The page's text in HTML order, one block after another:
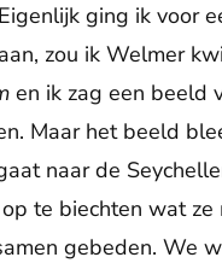
ging ik voor
zou ik Welmer
en ik zag een beeld
Maar het beeld
naar de
te biechten wat
gebeden. We